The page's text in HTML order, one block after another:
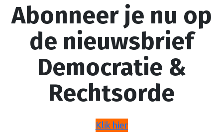
Abonneer je nu op
de nieuwsbrief
Democratie &
Rechtsorde
Klik hier